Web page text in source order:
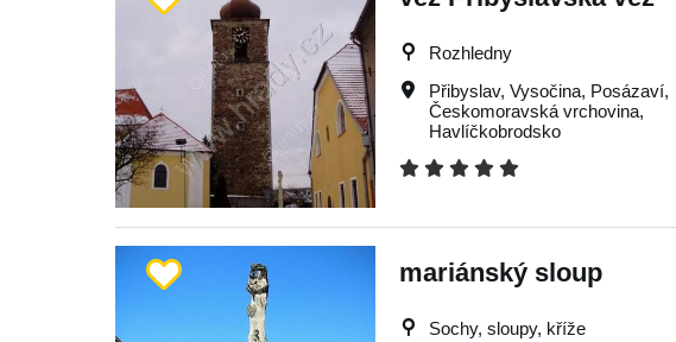
Rozhledny
Přibyslav,Vysočina, Posázaví,
Českomoravská vrchovina,
Havlíčkobrodsko
mariánský sloup
Sochy, sloupy, kříže